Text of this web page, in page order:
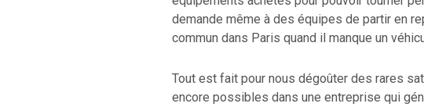
demande même à des équipes de partir en
commun dans Paris quand il manque un
Tout est fait pour nous dégoûter des rares
encore possibles dans une entreprise qui